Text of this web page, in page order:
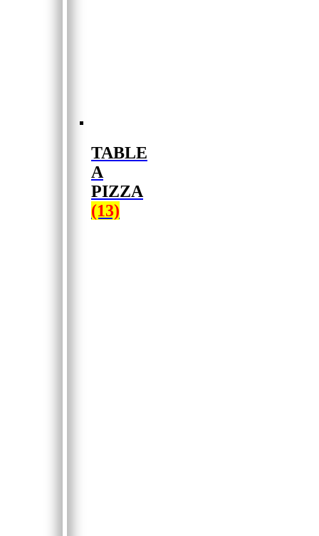
TABLE
A
PIZZA
(13)